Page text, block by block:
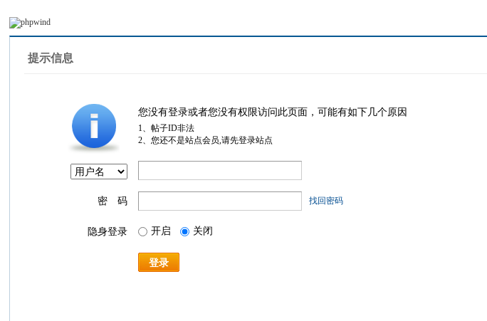
提示信息
您没有登录或者您没有权限访问此页面，可能有如下几个原因
1、帖子ID非法
2、您还不是站点会员,请先登录站点
密 码 找回密码
隐身登录 开启 关闭
登录